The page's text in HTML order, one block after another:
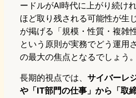
ードルがAI時代に上がり続け
ほど取り残される可能性が生
が掲げる「規模・性質・複雑
という原則が実務でどう運用
の最大の焦点となるでしょう。
長期的視点では、 サイバーレ
や「IT部門の仕事」から「取